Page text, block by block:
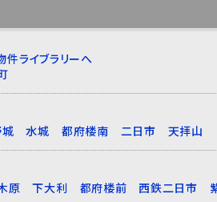
ライブラリーへ
水城 都府楼南 二日市 天拝山
原 下大利 都府楼前 西鉄二日市